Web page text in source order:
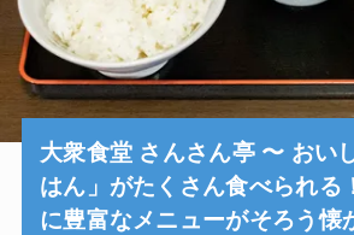
大衆食堂 さんさん亭 〜 おい
はん」がたくさん食べられる
に豊富なメニューがそろう懐